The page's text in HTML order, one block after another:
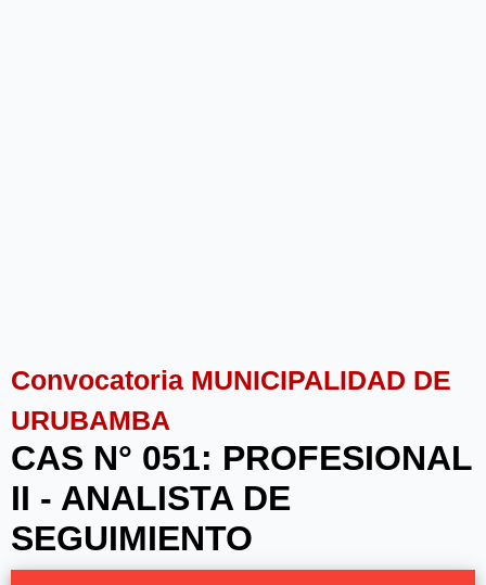
Convocatoria MUNICIPALIDAD DE
URUBAMBA
CAS N° 051: PROFESIONAL
II - ANALISTA DE
SEGUIMIENTO